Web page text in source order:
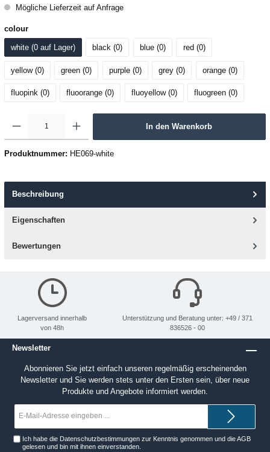
Mögliche Lieferzeit auf Anfrage
colour
white (0 auf Lager) black (0) blue (0) red (0)
yellow (0) green (0) purple (0) grey (0) orange (0)
fluopink (0) fluoorange (0) fluoyellow (0) fluogreen (0)
In den Warenkorb
Produktnummer: HE069-white
Beschreibung
Eigenschaften
Bewertungen
Lagerversand innerhalb
von 48h
Unterstützung und Beratung unter: +49 / 371
836526 - 00
Newsletter
Abonnieren Sie jetzt einfach unseren regelmäßig erscheinenden
Newsletter und Sie werden stets unter den Ersten sein, über neue
Produkte und Angebote informiert werden.
Ich habe die Datenschutzbestimmungen zur Kenntnis genommen und dieAGB
gelesen und bin mit ihnen einverstanden.